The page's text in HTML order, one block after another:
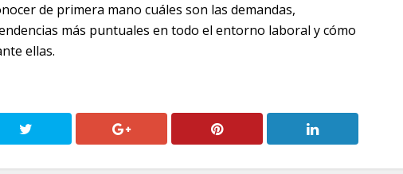
de primera mano cuáles son las demandas,
más puntuales en todo el entorno laboral y cómo
ellas.